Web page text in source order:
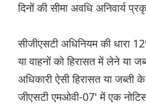
दिनों की सीमा अवधि अनिवार्य
सीजीएसटी अधिनियम की धारा
या वाहनों को हिरासत में लेने या
अधिकारी ऐसी हिरासत या जब्ती
जीएसटी एमओवी-07' में एक